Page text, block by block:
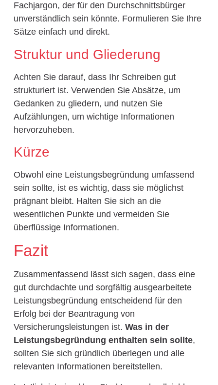
Fachjargon, der für den Durchschnittsbürger
unverständlich sein könnte. Formulieren Sie Ihre
Sätze einfach und direkt.
Struktur und Gliederung
Achten Sie darauf, dass Ihr Schreiben gut
strukturiert ist. Verwenden Sie Absätze, um
Gedanken zu gliedern, und nutzen Sie
Aufzählungen, um wichtige Informationen
hervorzuheben.
Kürze
Obwohl eine Leistungsbegründung umfassend
sein sollte, ist es wichtig, dass sie möglichst
prägnant bleibt. Halten Sie sich an die
wesentlichen Punkte und vermeiden Sie
überflüssige Informationen.
Fazit
Zusammenfassend lässt sich sagen, dass eine
gut durchdachte und sorgfältig ausgearbeitete
Leistungsbegründung entscheidend für den
Erfolg bei der Beantragung von
Versicherungsleistungen ist. Was in der
Leistungsbegründung enthalten sein sollte,
sollten Sie sich gründlich überlegen und alle
relevanten Informationen bereitstellen.